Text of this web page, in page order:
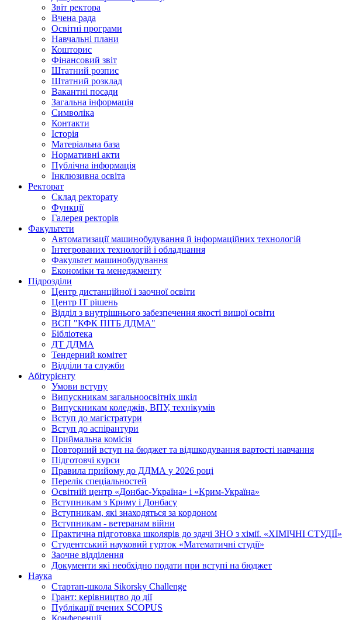
Звіт ректора
Вчена рада
Освітні програми
Навчальні плани
Кошторис
Фінансовий звіт
Штатний розпис
Штатний розклад
Вакантні посади
Загальна інформація
Символіка
Контакти
Історія
Матеріальна база
Нормативні акти
Публічна інформація
Інклюзивна освіта
Ректорат
Склад ректорату
Функції
Галерея ректорів
Факультети
Автоматизації машинобудування й інформаційних технологій
Інтегрованих технологій і обладнання
Факультет машинобудування
Економіки та менеджменту
Підрозділи
Центр дистанційної і заочної освіти
Центр ІТ рішень
Відділ з внутрішнього забезпечення якості вищої освіти
ВСП "КФК ПІТБ ДДМА"
Бібліотека
ДТ ДДМА
Тендерний комітет
Відділи та служби
Абітурієнту
Умови вступу
Випускникам загальноосвітніх шкіл
Випускникам коледжів, ВПУ, технікумів
Вступ до магістратури
Вступ до аспірантури
Приймальна комісія
Повторний вступ на бюджет та відшкодування вартості навчання
Підготовчі курси
Правила прийому до ДДМА у 2026 році
Перелік спеціальностей
Освітній центр «Донбас-Україна» і «Крим-Україна»
Вступникам з Криму і Донбасу
Вступникам, які знаходяться за кордоном
Вступникам - ветеранам війни
Практична підготовка школярів до здачі ЗНО з хімії. «ХІМІЧНІ СТУДІЇ»
Студентський науковий гурток «Математичні студії»
Заочне відділення
Документи які необхідно подати при вступі на бюджет
Наука
Стартап-школа Sikorsky Challenge
Грант: керівництво до дії
Публікації вчених SCOPUS
Конференції